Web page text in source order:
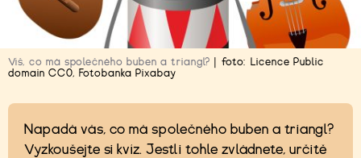
Víš, co má společného buben a triangl? foto: Licence Public
domain CC0, Fotobanka Pixabay
Napadá vás, co má společného buben a triangl?
Vyzkoušejte si kvíz. Jestli tohle zvládnete, určitě